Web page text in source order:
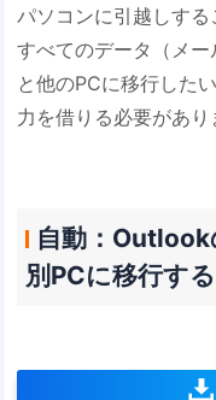
パソコンに引越しす
すべてのデータ（メ
と他のPCに移行した
力を借りる必要があり
自動：
別PCに移行する